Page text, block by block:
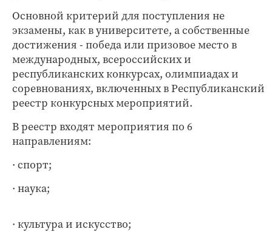
Основной критерий для поступления не
экзамены, как в университете, а собственные
достижения - победа или призовое место в
международных, всероссийских и
республиканских конкурсах, олимпиадах и
соревнованиях, включенных в Республиканский
реестр конкурсных мероприятий.
В реестр входят мероприятия по 6
направлениям:
· спорт;
· наука;
· культура и искусство;